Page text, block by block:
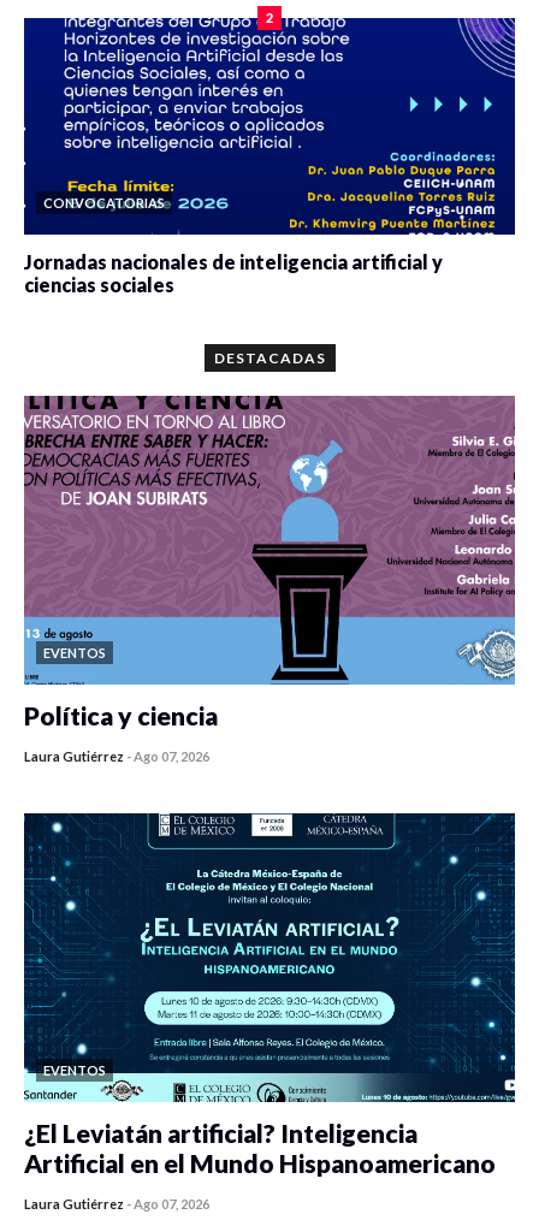
2
CONVOCATORIAS
Jornadas nacionales de inteligencia artificial y
ciencias sociales
DESTACADAS
EVENTOS
Política y ciencia
Laura Gutiérrez -Ago 07, 2026
EVENTOS
¿El Leviatán artificial? Inteligencia
Artificial en el Mundo Hispanoamericano
Laura Gutiérrez -Ago 07, 2026